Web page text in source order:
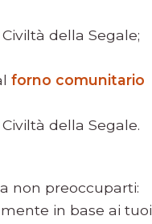
della Segale;
forno comunitario
della Segale.
non preoccuparti:
in base ai tuoi